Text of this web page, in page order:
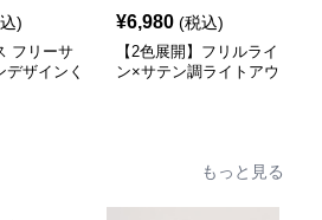
)
フリーサ
デザインく
¥6,980 (税込)
【2色展開】フリルライ
ン×サテン調ライトアウ
もっと見る